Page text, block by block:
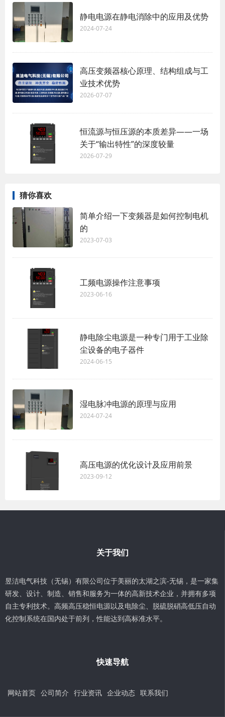
静电电源在静电消除中的应用及优势
2024-07-24
高压变频器核心原理、结构组成与工
业技术优势
2026-07-07
恒流源与恒压源的本质差异——一场
关于“输出特性”的深度较量
2026-07-29
猜你喜欢
简单介绍一下变频器是如何控制电机
的
2023-07-03
工频电源操作注意事项
2023-06-16
静电除尘电源是一种专门用于工业除
尘设备的电子器件
2024-06-15
湿电脉冲电源的原理与应用
2024-07-24
高压电源的优化设计及应用前景
2023-09-12
关于我们
昱洁电气科技（无锡）有限公司位于美丽的太湖之滨-无锡，是一家集
研发、设计、制造、销售和服务为一体的高新技术企业，并拥有多项
自主专利技术。高频高压稳恒电源以及电除尘、脱硫脱硝高低压自动
化控制系统在国内处于前列，性能达到高标准水平。
快速导航
网站首页 公司简介 行业资讯 企业动态 联系我们